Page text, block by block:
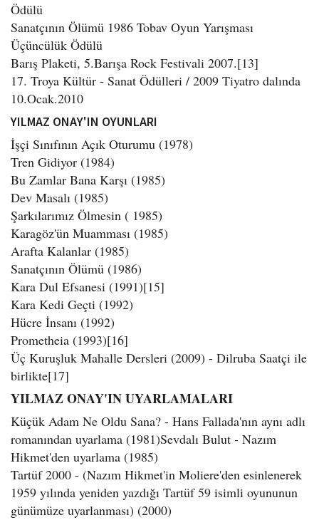
Ödülü
Sanatçının Ölümü 1986 Tobav Oyun Yarışması
Üçüncülük Ödülü
Barış Plaketi, 5.Barışa Rock Festivali 2007.[13]
17. Troya Kültür - Sanat Ödülleri / 2009 Tiyatro dalında
10.Ocak.2010
YILMAZ ONAY'IN OYUNLARI
İşçi Sınıfının Açık Oturumu (1978)
Tren Gidiyor (1984)
Bu Zamlar Bana Karşı (1985)
Dev Masalı (1985)
Şarkılarımız Ölmesin ( 1985)
Karagöz'ün Muamması (1985)
Arafta Kalanlar (1985)
Sanatçının Ölümü (1986)
Kara Dul Efsanesi (1991)[15]
Kara Kedi Geçti (1992)
Hücre İnsanı (1992)
Prometheia (1993)[16]
Üç Kuruşluk Mahalle Dersleri (2009) - Dilruba Saatçi ile
birlikte[17]
YILMAZ ONAY'IN UYARLAMALARI
Küçük Adam Ne Oldu Sana? - Hans Fallada'nın aynı adlı
romanından uyarlama (1981)Sevdalı Bulut - Nazım
Hikmet'den uyarlama (1985)
Tartüf 2000 - (Nazım Hikmet'in Moliere'den esinlenerek
1959 yılında yeniden yazdığı Tartüf 59 isimli oyununun
günümüze uyarlanması) (2000)